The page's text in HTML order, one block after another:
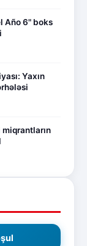
Año 6" boks
Yaxın